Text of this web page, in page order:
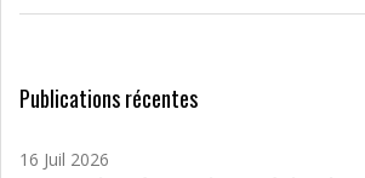
Publications récentes
16 Juil 2026